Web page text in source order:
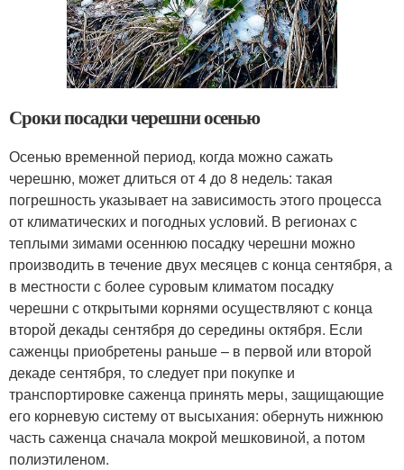
Сроки посадки черешни осенью
Осенью временной период, когда можно сажать
черешню, может длиться от 4 до 8 недель: такая
погрешность указывает на зависимость этого процесса
от климатических и погодных условий. В регионах с
теплыми зимами осеннюю посадку черешни можно
производить в течение двух месяцев с конца сентября, а
в местности с более суровым климатом посадку
черешни с открытыми корнями осуществляют с конца
второй декады сентября до середины октября. Если
саженцы приобретены раньше – в первой или второй
декаде сентября, то следует при покупке и
транспортировке саженца принять меры, защищающие
его корневую систему от высыхания: обернуть нижнюю
часть саженца сначала мокрой мешковиной, а потом
полиэтиленом.